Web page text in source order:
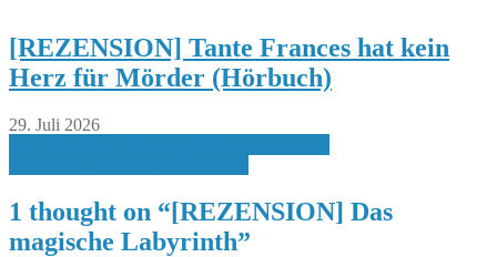
[REZENSION] Tante Frances hat kein
Herz für Mörder (Hörbuch)
29. Juli 2026
1 thought on “[REZENSION] Das
magische Labyrinth”